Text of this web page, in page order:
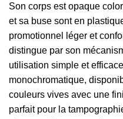
Son corps est opaque
et sa buse sont en
promotionnel léger et
distingue par son
utilisation simple et
monochromatique,
couleurs vives avec une
parfait pour la